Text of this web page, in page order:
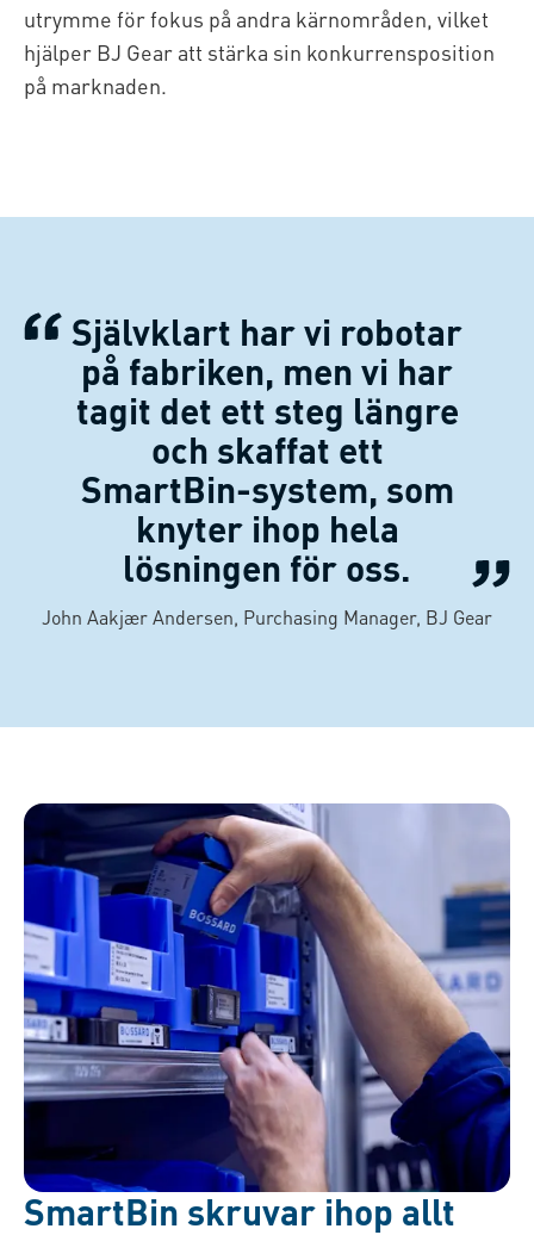
utrymme för fokus på andra kärnområden, vilket
hjälper BJ Gear att stärka sin konkurrensposition
på marknaden.
Självklart har vi robotar
på fabriken, men vi har
tagit det ett steg längre
och skaffat ett
SmartBin-system, som
knyter ihop hela
lösningen för oss.
John Aakjær Andersen, Purchasing Manager, BJ Gear
SmartBin skruvar ihop allt